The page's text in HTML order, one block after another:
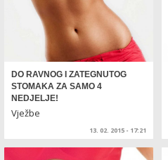
DO RAVNOG I ZATEGNUTOG
STOMAKA ZA SAMO 4
NEDJELJE!
Vježbe
13. 02. 2015 - 17:21